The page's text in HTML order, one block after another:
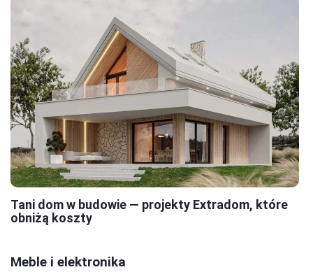
Tani dom w budowie — projekty Extradom, które
obniżą koszty
Meble i elektronika